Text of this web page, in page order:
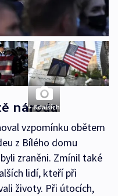
+ 8 dalších
národa
vzpomínku obětem
z Bílého domu
zraněni. Zmínil také
lidí, kteří při
životy. Při útocích,